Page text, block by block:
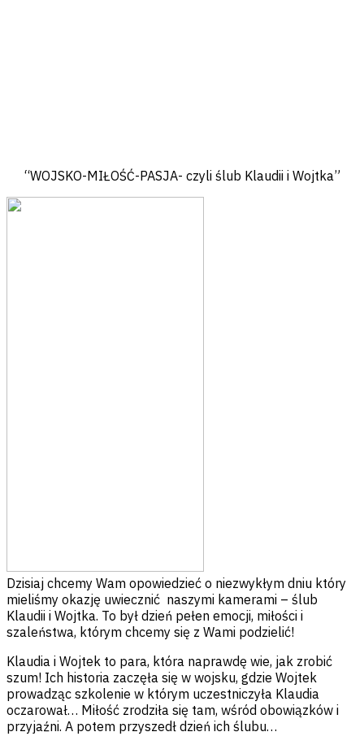
Email“WOJSKO-MIŁOŚĆ-PASJA- czyli ślub Klaudii i Wojtka”
Dzisiaj chcemy Wam opowiedzieć o niezwykłym dniu który
mieliśmy okazję uwiecznić naszymi kamerami – ślub
Klaudii i Wojtka. To był dzień pełen emocji, miłości i
szaleństwa, którym chcemy się z Wami podzielić!
Klaudia i Wojtek to para, która naprawdę wie, jak zrobić
szum! Ich historia zaczęła się w wojsku, gdzie Wojtek
prowadząc szkolenie w którym uczestniczyła Klaudia
oczarował… Miłość zrodziła się tam, wśród obowiązków i
przyjaźni. A potem przyszedł dzień ich ślubu…